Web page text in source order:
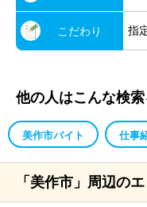
こだわり 指
他の人はこんな検
美作市バイト 仕事
「美作市」周辺の